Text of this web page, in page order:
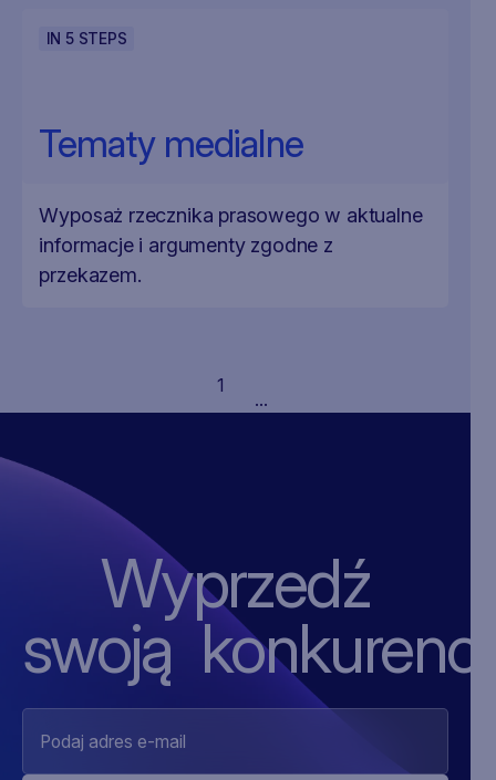
IN 5STEPS
Tematy medialne
Wyposaż rzecznika prasowego w aktualne
informacje i argumenty zgodne z
przekazem.
1
...
Wyprzedź
swoją